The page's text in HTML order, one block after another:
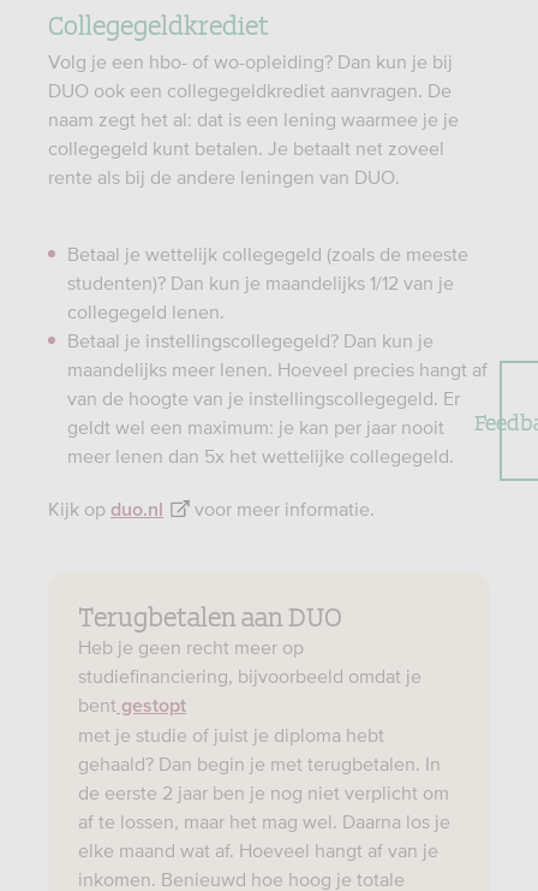
Collegegeldkrediet
Volg je een hbo- of wo-opleiding? Dan kun je bij
DUO ook een collegegeldkrediet aanvragen. De
naam zegt het al: dat is een lening waarmee je je
collegegeld kunt betalen. Je betaalt net zoveel
rente als bij de andere leningen van DUO.
Betaal je wettelijk collegegeld (zoals de meeste
studenten)? Dan kun je maandelijks 1/12 van je
collegegeld lenen.
Betaal je instellingscollegegeld? Dan kun je
maandelijks meer lenen. Hoeveel precies hangt af
van de hoogte van je instellingscollegegeld. Er
geldt wel een maximum: je kan per jaar nooit
meer lenen dan 5x het wettelijke collegegeld.
Kijk op duo.nl voor meer informatie.
Terugbetalen aan DUO
Heb je geen recht meer op
studiefinanciering, bijvoorbeeld omdat je
bent gestopt
met je studie of juist je diploma hebt
gehaald? Dan begin je met terugbetalen. In
de eerste 2 jaar ben je nog niet verplicht om
af te lossen, maar het mag wel. Daarna los je
elke maand wat af. Hoeveel hangt af van je
inkomen. Benieuwd hoe hoog je totale